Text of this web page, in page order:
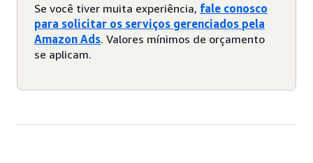
Se você tiver muita experiência, fale conosco
para solicitar os serviços gerenciados pela
Amazon Ads. Valores mínimos de orçamento
se aplicam.